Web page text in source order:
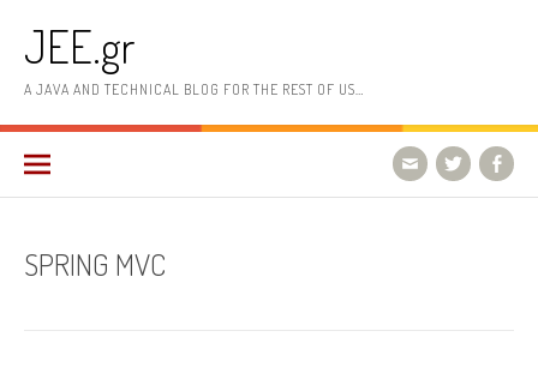
content
JEE.gr
A JAVA AND TECHNICAL BLOG FOR THE REST OF US…
SPRING MVC